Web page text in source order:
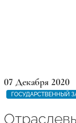
07 Декабря 2020
ГОСУДАРСТВЕННЫЙ